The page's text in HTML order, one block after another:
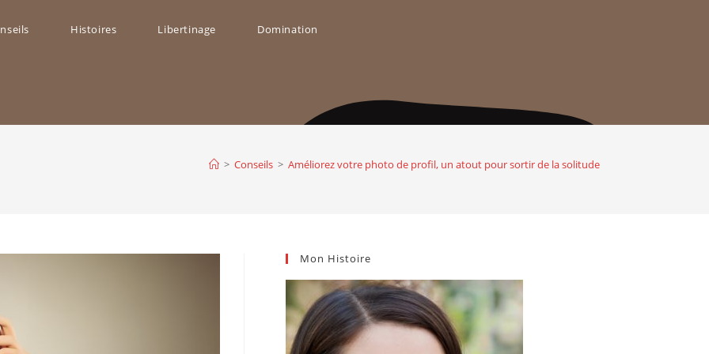
Histoires Libertinage Domination
> Conseils > Améliorez votre photo de profil, un atout pour sortir de la solitude
Mon Histoire